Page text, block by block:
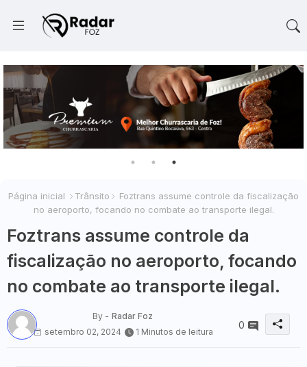
Página inicial Trânsito
Foztrans assume controle da fiscalização
no aeroporto, focando no combate ao transporte ilegal.
Foztrans assume controle da
fiscalização no aeroporto, focando
no combate ao transporte ilegal.
By - Radar Foz
setembro 02, 2024
1 Minutos de leitura
0